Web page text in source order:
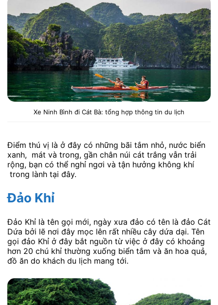
Xe Ninh Bình đi Cát Bà: tổng hợp thông tin du lịch
Điểm thú vị là ở đây có những bãi tắm nhỏ, nước biển
xanh, mát và trong, gần chân núi cát trắng vẫn trải
rộng, bạn có thể nghỉ ngơi và tận hưởng không khí
trong lành tại đây.
Đảo Khỉ
Đảo Khỉ là tên gọi mới, ngày xưa đảo có tên là đảo Cát
Dứa bởi lẽ nơi đây mọc lên rất nhiều cây dứa dại. Tên
gọi đảo Khỉ ở đây bắt nguồn từ việc ở đây có khoảng
hơn 20 chú khỉ thường xuống biển tắm và ăn hoa quả,
đồ ăn do khách du lịch mang tới.